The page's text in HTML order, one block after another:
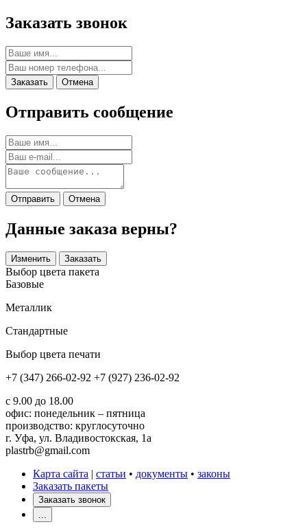
Заказать звонок
Заказать Отмена
Отправить сообщение
Отправить Отмена
Данные заказа верны?
Изменить Заказать
Выбор цвета пакета
Базовые
Металлик
Стандартные
Выбор цвета печати
+7 (347) 266-02-92 +7 (927) 236-02-92
с 9.00 до 18.00
офис: понедельник – пятница
производство: круглосуточно
г. Уфа, ул. Владивостокская, 1а
plastrb@gmail.com
Карта сайта | статьи • документы • законы
Заказать пакеты
Заказать звонок
...